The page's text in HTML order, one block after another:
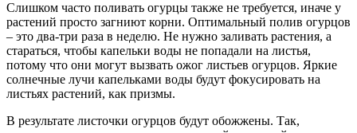
Слишком часто поливать огурцы также не требуется, иначе у
растений просто загниют корни. Оптимальный полив огурцов
– это два-три раза в неделю. Не нужно заливать растения, а
стараться, чтобы капельки воды не попадали на листья,
потому что они могут вызвать ожог листьев огурцов. Яркие
солнечные лучи капельками воды будут фокусировать на
листьях растений, как призмы.
В результате листочки огурцов будут обожжены. Так,